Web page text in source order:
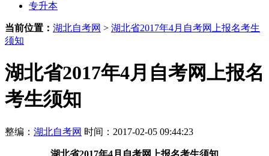
专升本
当前位置： 湖北自考网 > 湖北省2017年4月自考网上报名考生
须知
湖北省2017年4月自考网上报名
考生须知
整编： 湖北自考网 时间：2017-02-05 09:44:23
湖北省2017年4月 自考网上报名考生须知